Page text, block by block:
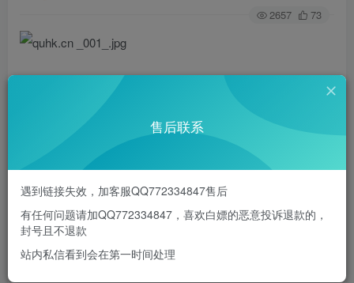
2657 73
此处内容已隐藏，请付费后查看
售后联系
遇到链接失效，加客服QQ772334847售后
有任何问题请加QQ772334847，喜欢白嫖的恶意投诉退款的，
封号且不退款
站内私信看到会在第一时间处理